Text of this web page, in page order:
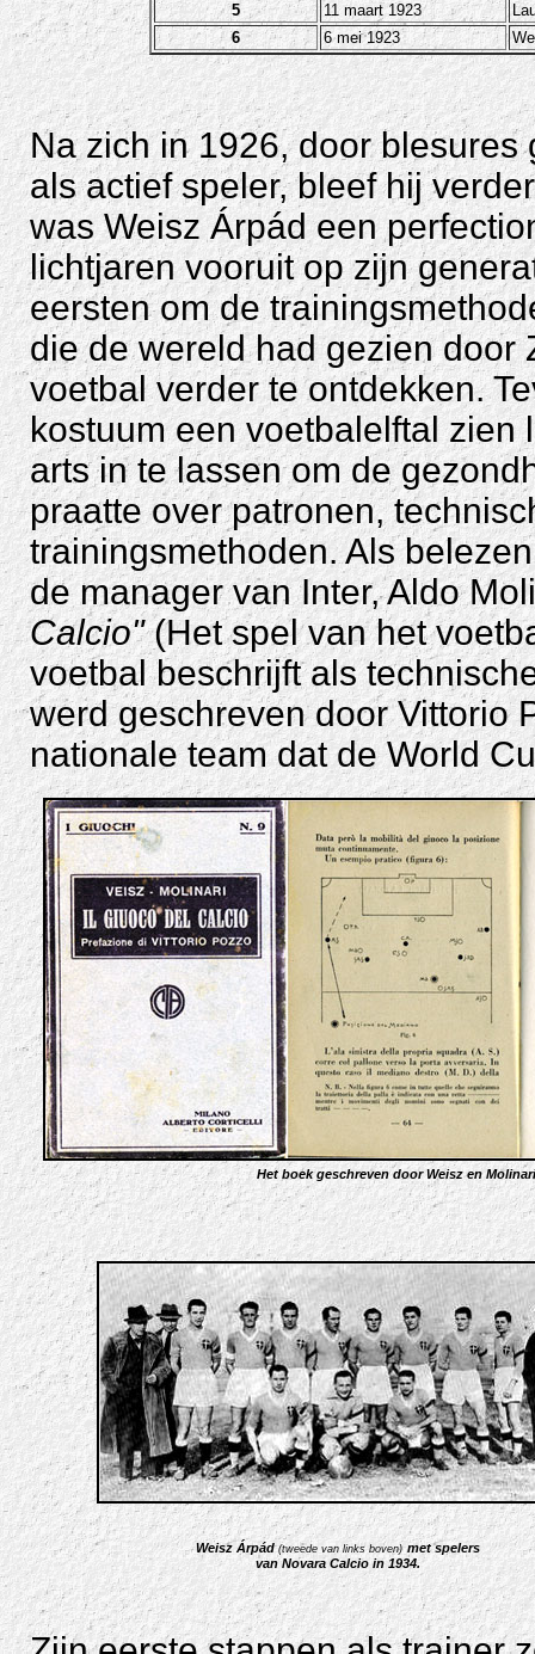
5
11 maart 1923
6
6 mei 1923
Na zich in 1926, door
als actief speler, bleef hij
was Weisz Árpád een
lichtjaren vooruit op zijn
eersten om de
die de wereld had gezien door
voetbal verder te ontdekken.
kostuum een voetbalelftal
arts in te lassen om de
praatte over patronen,
trainingsmethoden. Als
de manager van Inter, Aldo
Calcio"(Het spel van het
voetbal beschrijft als
werd geschreven door Vittorio
nationale team dat de World
Het boek geschreven door Weisz en
Weisz Árpád(tweede van links boven) met spelers
van Novara Calcio in 1934.